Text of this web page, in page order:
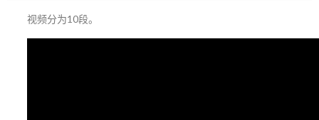
视频分为10段。